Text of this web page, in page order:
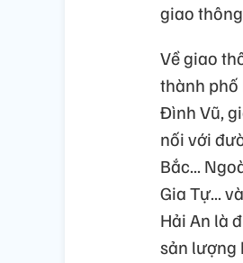
giao
Về giao
thành phố
Đình Vũ,
nối với
Bắc...
Gia Tự...
Hải An là
sản lượng